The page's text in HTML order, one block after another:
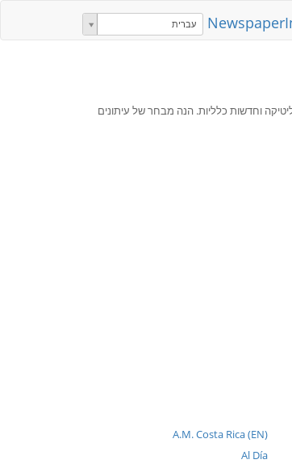
עברית
וחדשות כלליות. הנה מבחר של עיתונים
A.M. Costa Rica (EN)
Al Día